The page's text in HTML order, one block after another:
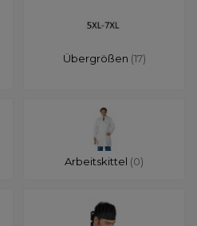
Übergrößen (17)
Arbeitskittel (0)